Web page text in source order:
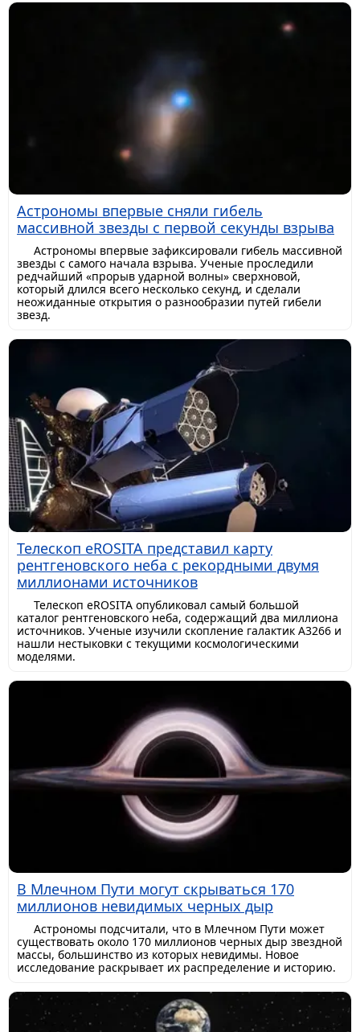
Астрономы впервые сняли гибель
массивной звезды с первой секунды взрыва
Астрономы впервые зафиксировали гибель массивной
звезды с самого начала взрыва. Ученые проследили
редчайший «прорыв ударной волны» сверхновой,
который длился всего несколько секунд, и сделали
неожиданные открытия о разнообразии путей гибели
звезд.
Телескоп eROSITA представил карту
рентгеновского неба с рекордными двумя
миллионами источников
Телескоп eROSITA опубликовал самый большой
каталог рентгеновского неба, содержащий два миллиона
источников. Ученые изучили скопление галактик A3266 и
нашли нестыковки с текущими космологическими
моделями.
В Млечном Пути могут скрываться 170
миллионов невидимых черных дыр
Астрономы подсчитали, что в Млечном Пути может
существовать около 170 миллионов черных дыр звездной
массы, большинство из которых невидимы. Новое
исследование раскрывает их распределение и историю.